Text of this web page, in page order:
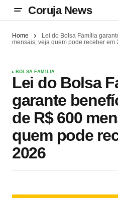
Coruja News
Home
Lei do Bolsa Família
mensais; veja quem pode receber em
BOLSA FAMILIA
Lei do Bolsa
garante
de R$ 600
quem pode
2026